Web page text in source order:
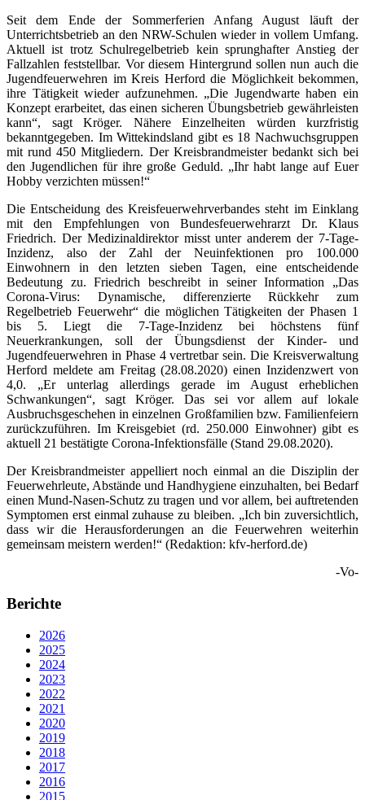
Seit dem Ende der Sommerferien Anfang August läuft der
Unterrichtsbetrieb an den NRW-Schulen wieder in vollem Umfang.
Aktuell ist trotz Schulregelbetrieb kein sprunghafter Anstieg der
Fallzahlen feststellbar. Vor diesem Hintergrund sollen nun auch die
Jugendfeuerwehren im Kreis Herford die Möglichkeit bekommen,
ihre Tätigkeit wieder aufzunehmen. „Die Jugendwarte haben ein
Konzept erarbeitet, das einen sicheren Übungsbetrieb gewährleisten
kann“, sagt Kröger. Nähere Einzelheiten würden kurzfristig
bekanntgegeben. Im Wittekindsland gibt es 18 Nachwuchsgruppen
mit rund 450 Mitgliedern. Der Kreisbrandmeister bedankt sich bei
den Jugendlichen für ihre große Geduld. „Ihr habt lange auf Euer
Hobby verzichten müssen!“
Die Entscheidung des Kreisfeuerwehrverbandes steht im Einklang
mit den Empfehlungen von Bundesfeuerwehrarzt Dr. Klaus
Friedrich. Der Medizinaldirektor misst unter anderem der 7-Tage-
Inzidenz, also der Zahl der Neuinfektionen pro 100.000
Einwohnern in den letzten sieben Tagen, eine entscheidende
Bedeutung zu. Friedrich beschreibt in seiner Information „Das
Corona-Virus: Dynamische, differenzierte Rückkehr zum
Regelbetrieb Feuerwehr“ die möglichen Tätigkeiten der Phasen 1
bis 5. Liegt die 7-Tage-Inzidenz bei höchstens fünf
Neuerkrankungen, soll der Übungsdienst der Kinder- und
Jugendfeuerwehren in Phase 4 vertretbar sein. Die Kreisverwaltung
Herford meldete am Freitag (28.08.2020) einen Inzidenzwert von
4,0. „Er unterlag allerdings gerade im August erheblichen
Schwankungen“, sagt Kröger. Das sei vor allem auf lokale
Ausbruchsgeschehen in einzelnen Großfamilien bzw. Familienfeiern
zurückzuführen. Im Kreisgebiet (rd. 250.000 Einwohner) gibt es
aktuell 21 bestätigte Corona-Infektionsfälle (Stand 29.08.2020).
Der Kreisbrandmeister appelliert noch einmal an die Disziplin der
Feuerwehrleute, Abstände und Handhygiene einzuhalten, bei Bedarf
einen Mund-Nasen-Schutz zu tragen und vor allem, bei auftretenden
Symptomen erst einmal zuhause zu bleiben. „Ich bin zuversichtlich,
dass wir die Herausforderungen an die Feuerwehren weiterhin
gemeinsam meistern werden!“ (Redaktion: kfv-herford.de)
-Vo-
Berichte
2026
2025
2024
2023
2022
2021
2020
2019
2018
2017
2016
2015